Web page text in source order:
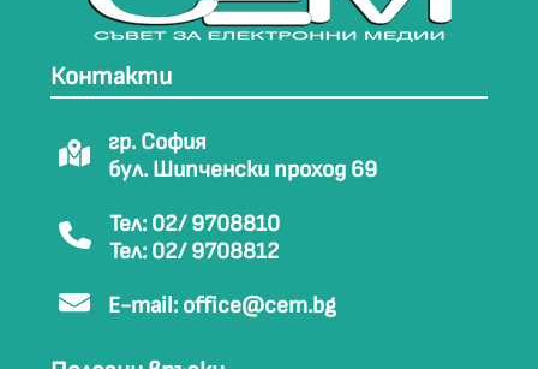
Контакти
гр. София
бул. Шипченски проход 69
Тел: 02/ 9708810
Тел: 02/ 9708812
E-mail: office@cem.bg